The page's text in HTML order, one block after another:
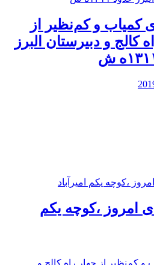
کمیاب و کم‌نظیر از
كالج و دبيرستان البرز
امروز ،کوچه یکم